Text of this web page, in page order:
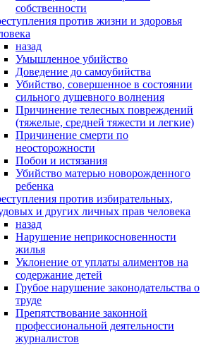
собственности
против жизни и здоровья
назад
Умышленное убийство
Доведение до самоубийства
Убийство, совершенное в состоянии
сильного душевного волнения
Причинение телесных повреждений
(тяжелые, средней тяжести и легкие)
Причинение смерти по
неосторожности
Побои и истязания
Убийство матерью новорожденного
ребенка
против избирательных,
и других личных прав человека
назад
Нарушение неприкосновенности
жилья
Уклонение от уплаты алиментов на
содержание детей
Грубое нарушение законодательства о
труде
Препятствование законной
профессиональной деятельности
журналистов